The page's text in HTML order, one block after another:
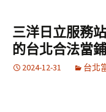
三洋日立服務
的台北合法當鋪
2024-12-31 台北